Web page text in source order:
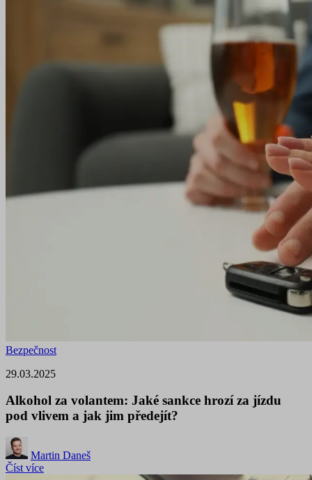
Bezpečnost
29.03.2025
Alkohol za volantem: Jaké sankce hrozí za jízdu
pod vlivem a jak jim předejít?
Martin Daneš
Číst více